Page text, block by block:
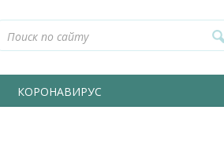
КОРОНАВИРУС